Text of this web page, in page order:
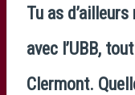
Tu as
avec l’UBB,
Clermont.